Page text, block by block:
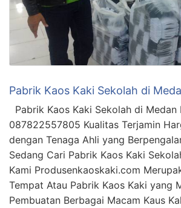
Pabrik Kaos Kaki Sekolah di
Pabrik Kaos Kaki Sekolah di Medan
087822557805 Kualitas Terjamin
dengan Tenaga Ahli yang
Sedang Cari Pabrik Kaos Kaki
Kami Produsenkaoskaki.com
Tempat Atau Pabrik Kaos Kaki yang
Pembuatan Berbagai Macam Kaus